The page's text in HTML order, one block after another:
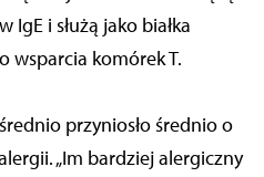
i służą jako białka
wsparcia komórek T.
przyniosło średnio o
„Im bardziej alergiczny